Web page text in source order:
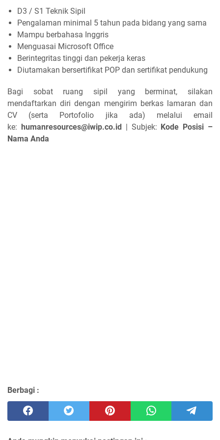
D3 / S1 Teknik Sipil
Pengalaman minimal 5 tahun pada bidang yang sama
Mampu berbahasa Inggris
Menguasai Microsoft Office
Berintegritas tinggi dan pekerja keras
Diutamakan bersertifikat POP dan sertifikat pendukung
Bagi sobat ruang sipil yang berminat, silakan
mendaftarkan diri dengan mengirim berkas lamaran dan
CV (serta Portofolio jika ada) melalui email
ke:
humanresources@iwip.co.id | Subjek: Kode Posisi –
Nama Anda
Berbagi :